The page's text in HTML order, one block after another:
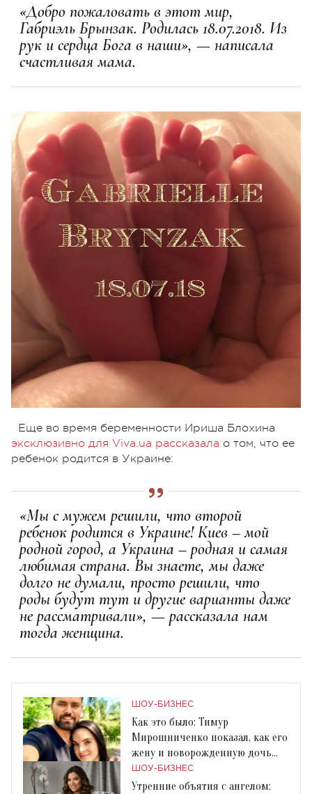
«Добро пожаловать в этот мир,
Габриэль Брынзак. Родилась 18.07.2018. Из
рук и сердца Бога в наши», — написала
счастливая мама.
Еще во время беременности Ириша Блохина
эксклюзивно для Viva.ua рассказала о том, что ее
ребенок родится в Украине:
«Мы с мужем решили, что второй
ребенок родится в Украине! Киев – мой
родной город, а Украина – родная и самая
любимая страна. Вы знаете, мы даже
долго не думали, просто решили, что
роды будут тут и другие варианты даже
не рассматривали», — рассказала нам
тогда женщина.
ШОУ-БИЗНЕС
Как это было: Тимур
Мирошниченко показал, как его
жену и новорожденную дочь
выписали из роддома
ШОУ-БИЗНЕС
Утренние объятия с ангелом: